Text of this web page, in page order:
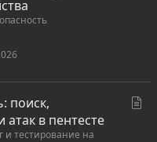
поиск,
атак в пентесте
и тестирование на